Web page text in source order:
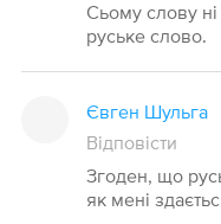
Сьому слову
руське слово.
Євген Шульга
Відповісти
Згоден, що
як мені